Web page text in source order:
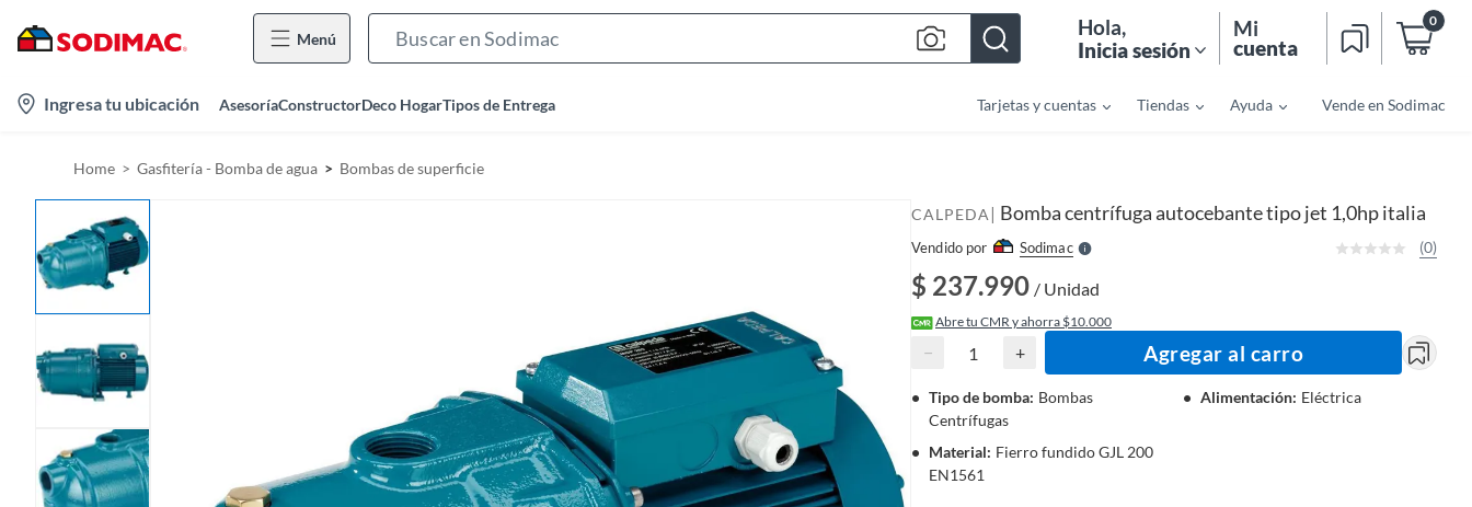
Menú Hola,
Inicia sesión
Mi
cuenta
0
Ingresa tu ubicación AsesoríaConstructorDeco HogarTipos de Entrega Tarjetas y cuentas Tiendas Ayuda Vende en Sodimac
Home Gasfitería - Bomba de agua Bombas de superficie
CALPEDA | Bomba centrífuga autocebante tipo jet 1,0hp italia
Vendido por SodimacS
l
l
(0)
$ 237.990 / Unidad
Abre tu CMR y ahorra $10.000
− + Agregar al carro
Tipo de bomba: Bombas
Centrífugas
Alimentación: Eléctrica
Material: Fierro fundido GJL 200
EN1561